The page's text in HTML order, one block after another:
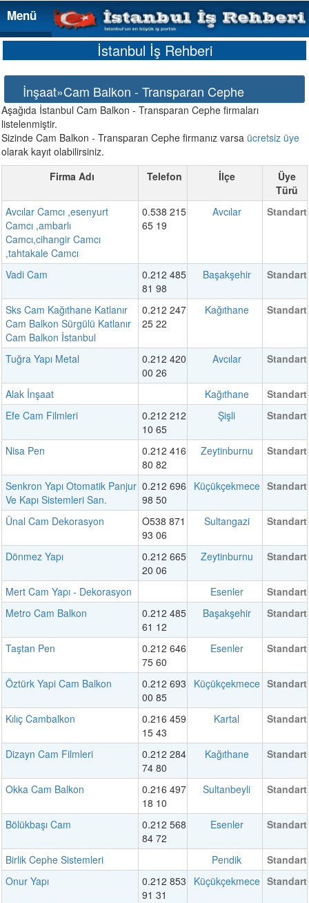
Menü
Menü
İstanbul İş Rehberi
İnşaat»Cam Balkon - Transparan Cephe
Aşağıda İstanbul Cam Balkon - Transparan Cephe firmaları
listelenmiştir.
Sizinde Cam Balkon - Transparan Cephe firmanız varsa ücretsiz üye
olarak kayıt olabilirsiniz.
Firma Adı
Telefon İlçe
Üye
Türü
Avcılar Camcı ,esenyurt
Camcı ,ambarlı
Camcı,cihangir Camcı
,tahtakale Camcı
0.538 215
65 19
Avcılar Standart
Vadi Cam
0.212 485
81 98
Başakşehir Standart
Sks Cam Kağıthane Katlanır
Cam Balkon Sürgülü Katlanır
Cam Balkon İstanbul
0.212 247
25 22
Kağıthane Standart
Tuğra Yapı Metal
0.212 420
00 26
Avcılar Standart
Alak İnşaat Kağıthane
Standart
Efe Cam Filmleri
0.212 212
10 65
Şişli Standart
Nisa Pen
0.212 416
80 82
Zeytinburnu Standart
Senkron Yapı Otomatik Panjur
Ve Kapı Sistemleri San.
0.212 696
98 50
Küçükçekmece Standart
Ünal Cam Dekorasyon
O538 871
93 06
Sultangazi Standart
Dönmez Yapı
0.212 665
20 06
Zeytinburnu Standart
Mert Cam Yapı - Dekorasyon Esenler
Standart
Metro Cam Balkon
0.212 485
61 12
Başakşehir Standart
Taştan Pen
0.212 646
75 60
Esenler Standart
Öztürk Yapi Cam Balkon
0.212 693
00 85
Küçükçekmece Standart
Kılıç Cambalkon
0.216 459
15 43
Kartal Standart
Dizayn Cam Filmleri
0.212 284
74 80
Kağıthane Standart
Okka Cam Balkon
0.216 497
18 10
Sultanbeyli Standart
Bölükbaşı Cam
0.212 568
84 72
Esenler Standart
Birlik Cephe Sistemleri Pendik
Standart
Onur Yapı
0.212 853
91 31
Küçükçekmece Standart